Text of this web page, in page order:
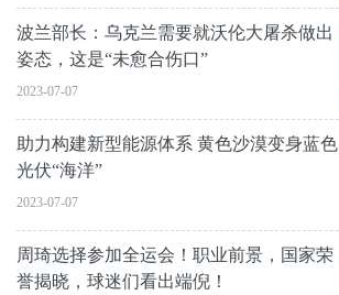
波兰部长：乌克兰需要就沃伦大屠杀做出
姿态，这是“未愈合伤口”
2023-07-07
助力构建新型能源体系 黄色沙漠变身蓝色
光伏“海洋”
2023-07-07
周琦选择参加全运会！职业前景，国家荣
誉揭晓，球迷们看出端倪！